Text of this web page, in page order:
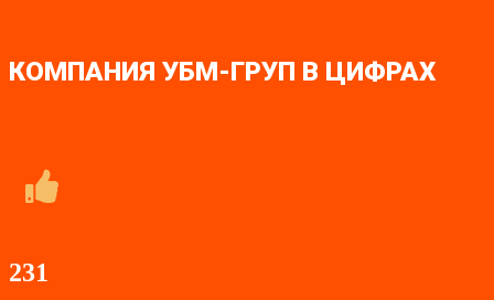
КОМПАНИЯ УБМ-ГРУП В ЦИФРАХ
231